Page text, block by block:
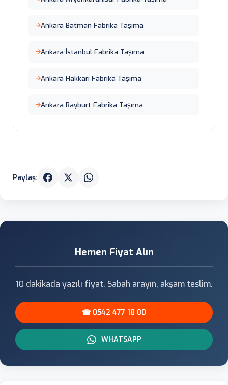
Ankara Batman Fabrika Taşıma
Ankara İstanbul Fabrika Taşıma
Ankara Hakkari Fabrika Taşıma
Ankara Bayburt Fabrika Taşıma
Paylaş:
Hemen Fiyat Alın
10 dakikada yazılı fiyat. Sabah arayın, akşam teslim.
☎ 0542 477 18 00
WHATSAPP